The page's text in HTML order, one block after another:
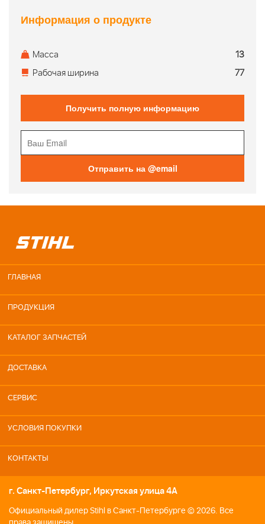
Информация о продукте
Масса
13
Рабочая ширина
77
Получить полную информацию
Отправить на @email
ГЛАВНАЯ
ПРОДУКЦИЯ
КАТАЛОГ ЗАПЧАСТЕЙ
ДОСТАВКА
СЕРВИС
УСЛОВИЯ ПОКУПКИ
КОНТАКТЫ
г. Санкт-Петербург, Иркутская улица 4А
Официальный дилер Stihl в Санкт-Петербурге © 2026. Все